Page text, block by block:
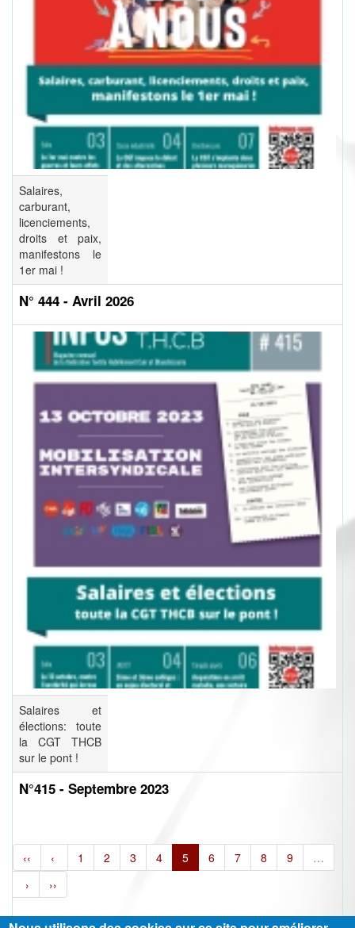
Salaires,
carburant,
licenciements,
droits et paix,
manifestons le
1er mai !
N° 444 - Avril 2026
Salaires et
élections: toute
la CGT THCB
sur le pont !
N°415 - Septembre 2023
‹‹ ‹ 1 2 3 4 5 6 7 8 9
…
›
››